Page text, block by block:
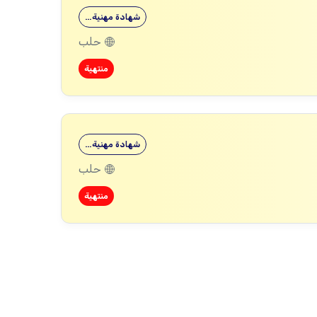
شهادة مهنية…
حلب
منتهية
شهادة مهنية…
حلب
منتهية